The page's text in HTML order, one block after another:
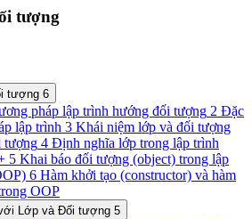
tượng
tượng 6
pháp lập trình hướng đối tượng 2 Đặc
lập trình 3 Khái niệm lớp và đối tượng
tượng 4 Định nghĩa lớp trong lập trình
5 Khai báo đối tượng (object) trong lập
6 Hàm khởi tạo (constructor) và hàm
OOP
Lớp và Đối tượng 5